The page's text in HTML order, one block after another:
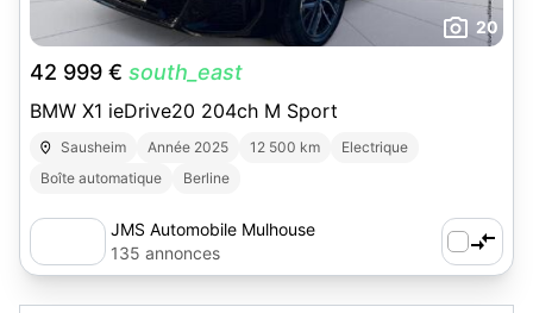
20
42 999 € south_east
BMW X1 ieDrive20 204ch M Sport
Sausheim Année 2025 12 500 km
Electrique
Boîte automatique
Berline
JMS Automobile Mulhouse
135 annonces